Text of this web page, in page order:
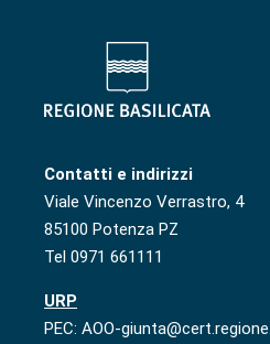
Contatti e indirizzi
Viale Vincenzo Verrastro, 4
85100 Potenza PZ
Tel 0971 661111
URP
PEC: AOO-